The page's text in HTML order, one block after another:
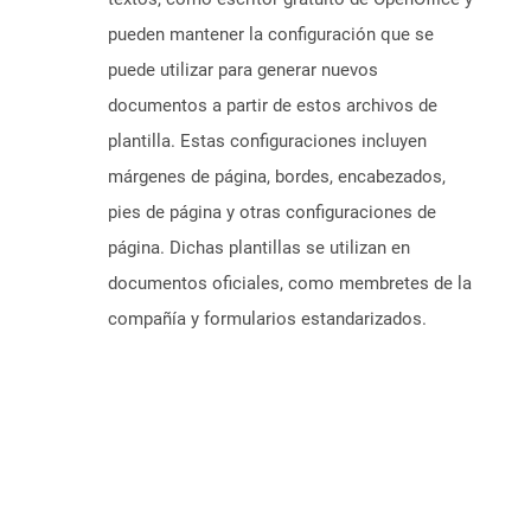
pueden mantener la configuración que se
puede utilizar para generar nuevos
documentos a partir de estos archivos de
plantilla. Estas configuraciones incluyen
márgenes de página, bordes, encabezados,
pies de página y otras configuraciones de
página. Dichas plantillas se utilizan en
documentos oficiales, como membretes de la
compañía y formularios estandarizados.